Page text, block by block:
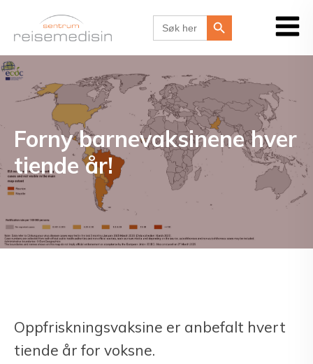
Search
for:
Search Button
Forny barnevaksinene hver
tiende år!
Oppfriskningsvaksine er anbefalt hvert
tiende år for voksne.